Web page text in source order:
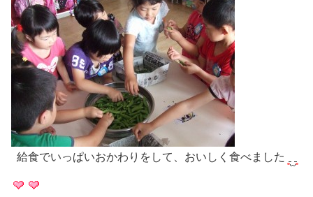
給食でいっぱいおかわりをして、おいしく食べました